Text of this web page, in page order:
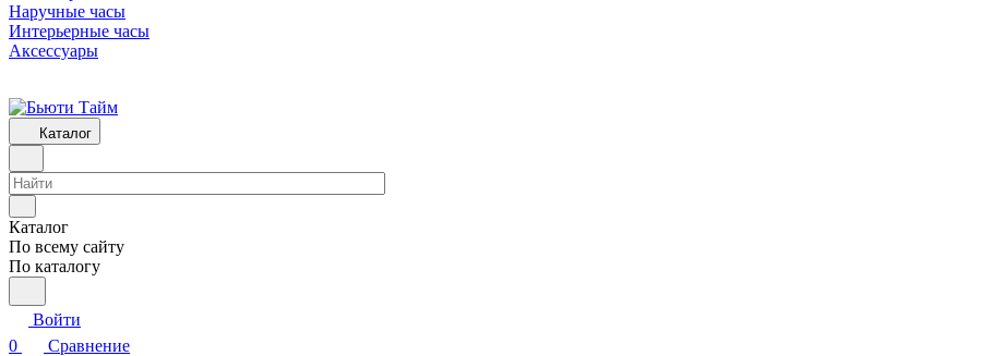
Наручные часы
Интерьерные часы
Аксессуары
Каталог
Каталог
По всему сайту
По каталогу
Войти
0
Сравнение